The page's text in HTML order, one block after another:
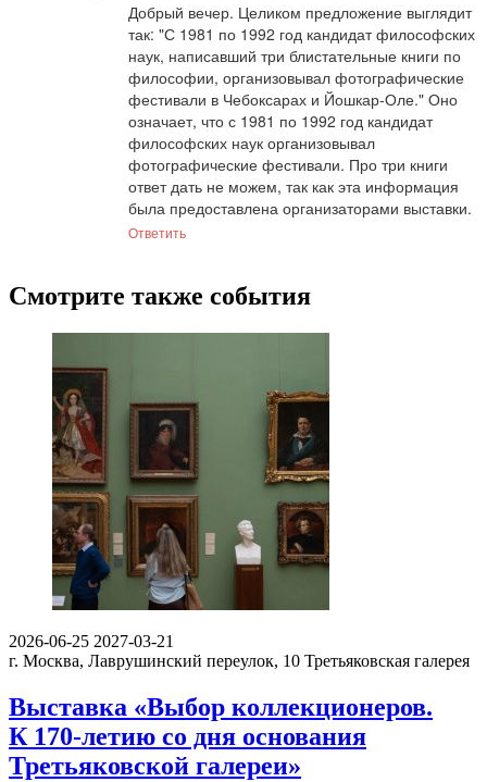
Добрый вечер. Целиком предложение выглядит
так: "С 1981 по 1992 год кандидат философских
наук, написавший три блистательные книги по
философии, организовывал фотографические
фестивали в Чебоксарах и Йошкар-Оле." Оно
означает, что с 1981 по 1992 год кандидат
философских наук организовывал
фотографические фестивали. Про три книги
ответ дать не можем, так как эта информация
была предоставлена организаторами выставки.
Ответить
Смотрите также события
2026-06-25 2027-03-21
г. Москва, Лаврушинский переулок, 10 Третьяковская галерея
Выставка «Выбор коллекционеров.
К 170-летию со дня основания
Третьяковской галереи»